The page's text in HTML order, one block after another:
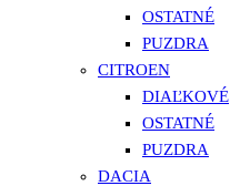
OSTATNÉ
PUZDRA
CITROEN
DIAĽKOVÉ
OSTATNÉ
PUZDRA
DACIA